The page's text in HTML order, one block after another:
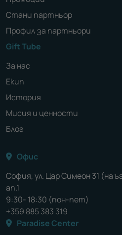
Стани партньор
Профил за партньори
Gift Tube
За нас
Екип
История
Мисия и ценности
Блог
Офис
София, ул. Цар Симеон 31 (на
ап.1
9:30- 18:30 (пон-пет)
+359 885 383 319
Paradise Center